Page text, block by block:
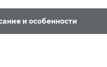
и особенности